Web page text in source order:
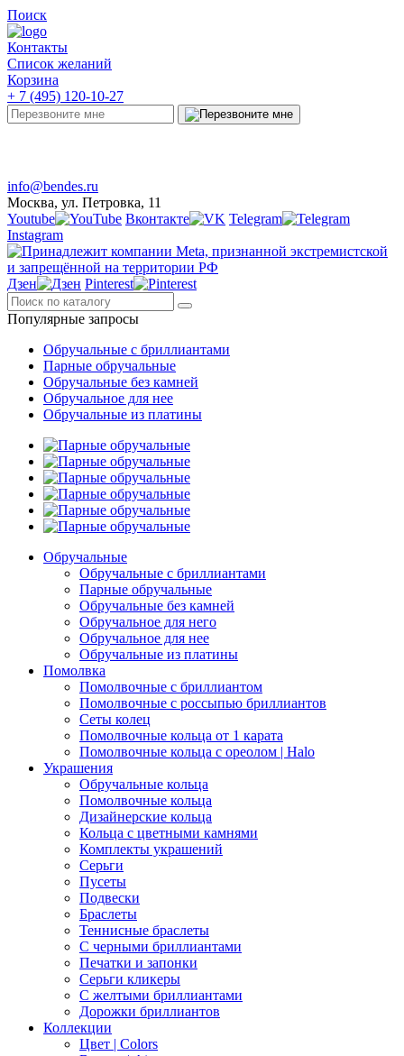
Поиск
Контакты
Список желаний
Корзина
+ 7 (495) 120-10-27
info@bendes.ru
Москва, ул. Петровка, 11
Youtube
Вконтакте
Telegram
Instagram
Дзен Pinterest
Популярные запросы
Обручальные с бриллиантами
Парные обручальные
Обручальные без камней
Обручальное для нее
Обручальные из платины
Обручальные
Обручальные с бриллиантами
Парные обручальные
Обручальные без камней
Обручальное для него
Обручальное для нее
Обручальные из платины
Помолвка
Помолвочные с бриллиантом
Помолвочные с россыпью бриллиантов
Сеты колец
Помолвочные кольца от 1 карата
Помолвочные кольца с ореолом | Halo
Украшения
Обручальные кольца
Помолвочные кольца
Дизайнерские кольца
Кольца с цветными камнями
Комплекты украшений
Серьги
Пусеты
Подвески
Браслеты
Теннисные браслеты
C черными бриллиантами
Печатки и запонки
Серьги кликеры
С желтыми бриллиантами
Дорожки бриллиантов
Коллекции
Цвет | Colors